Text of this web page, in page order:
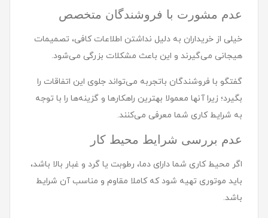
عدم مشورت با فروشندگان متخصص
خیلی از خریداران به دلیل نداشتن اطلاعات کافی، تصمیمات
هیجانی می‌گیرند و این باعث مشکلات بزرگی می‌شود.
گفتگو با فروشندگان باتجربه می‌تواند جلوی این اتفاقات را
بگیرد؛ زیرا آنها معمولا بهترین راهکارها و گزینه‌ها را با توجه
به شرایط کاری شما معرفی می‌کنند.
عدم بررسی شرایط محیط کار
اگر محیط کاری شما دارای دما، رطوبت یا گرد و غبار بالا باشد،
باید موتوری تهیه شود که کاملا مقاوم و مناسب آن شرایط
باشد.